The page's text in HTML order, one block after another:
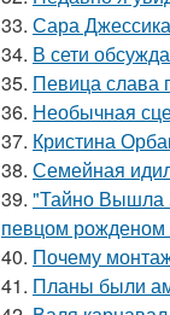
33. Сара
34. В сети
35. Певица слава
36. Необычная
37. Кристина
38. Семейная
39. "Тайно Вышла
певцом рожденом
40. Почему
41. Планы были